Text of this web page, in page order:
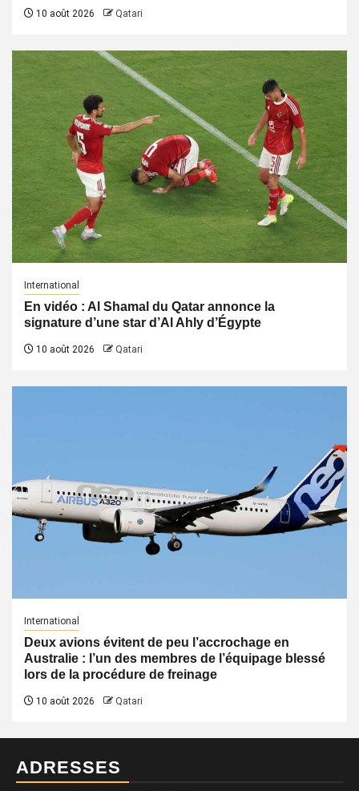
10 août 2026 Qatari
International
En vidéo : Al Shamal du Qatar annonce la
signature d’une star d’Al Ahly d’Égypte
10 août 2026 Qatari
International
Deux avions évitent de peu l’accrochage en
Australie : l’un des membres de l’équipage blessé
lors de la procédure de freinage
10 août 2026 Qatari
ADRESSES